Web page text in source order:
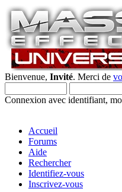
Bienvenue, Invité. Merci de
Connexion avec identifiant,
Accueil
Forums
Aide
Rechercher
Identifiez-vous
Inscrivez-vous